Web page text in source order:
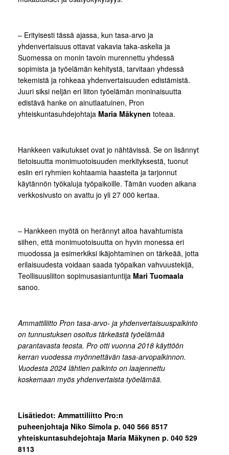
– Erityisesti tässä ajassa, kun tasa-arvo ja
yhdenvertaisuus ottavat vakavia taka-askelia ja
Suomessa on monin tavoin murennettu yhdessä
sopimista ja työelämän kehitystä, tarvitaan yhdessä
tekemistä ja rohkeaa yhdenvertaisuuden edistämistä.
Juuri siksi neljän eri liiton työelämän moninaisuutta
edistävä hanke on ainutlaatuinen, Pron
yhteiskuntasuhdejohtaja Maria Mäkynen toteaa.
Hankkeen vaikutukset ovat jo nähtävissä. Se on lisännyt
tietoisuutta monimuotoisuuden merkityksestä, tuonut
esiin eri ryhmien kohtaamia haasteita ja tarjonnut
käytännön työkaluja työpaikoille. Tämän vuoden aikana
verkkosivusto on avattu jo yli 27 000 kertaa.
– Hankkeen myötä on herännyt aitoa havahtumista
siihen, että monimuotoisuutta on hyvin monessa eri
muodossa ja esimerkiksi ikäjohtaminen on tärkeää, jotta
erilaisuudesta voidaan saada työpaikan vahvuustekijä,
Teollisuusliiton sopimusasiantuntija Mari Tuomaala
sanoo.
Ammattiliitto Pron tasa-arvo- ja yhdenvertaisuuspalkinto
on tunnustuksen osoitus tärkeästä työelämää
parantavasta teosta. Pro otti vuonna 2018 käyttöön
kerran vuodessa myönnettävän tasa-arvopalkinnon.
Vuodesta 2024 lähtien palkinto on laajennettu
koskemaan myös yhdenvertaista työelämää.
Lisätiedot: Ammattiliitto Pro:n
puheenjohtaja Niko Simola p. 040 566 8517
yhteiskuntasuhdejohtaja Maria Mäkynen p. 040 529
8113